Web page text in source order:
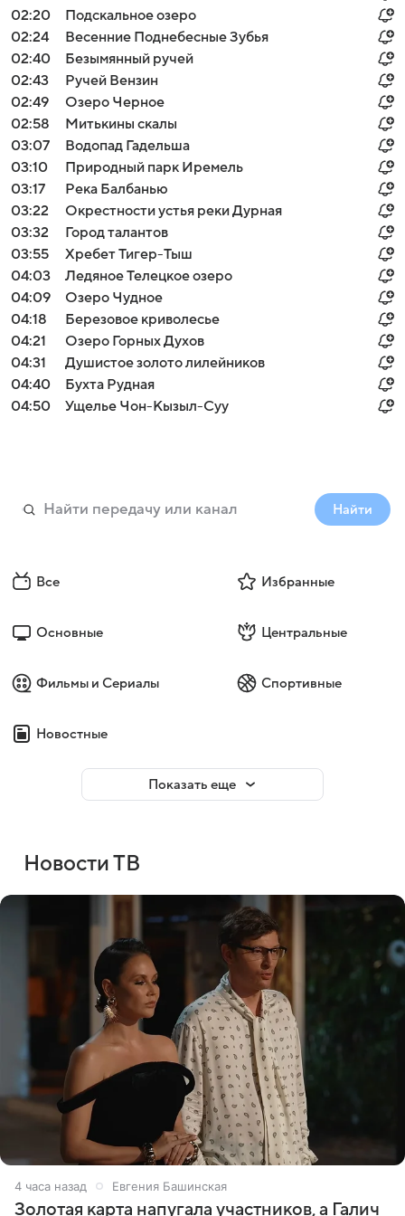
02:20
Подскальное озеро
02:24
Весенние Поднебесные Зубья
02:40
Безымянный ручей
02:43
Ручей Вензин
02:49
Озеро Черное
02:58
Митькины скалы
03:07
Водопад Гадельша
03:10
Природный парк Иремель
03:17
Река Балбанью
03:22
Окрестности устья реки Дурная
03:32
Город талантов
03:55
Хребет Тигер-Тыш
04:03
Ледяное Телецкое озеро
04:09
Озеро Чудное
04:18
Березовое криволесье
04:21
Озеро Горных Духов
04:31
Душистое золото лилейников
04:40
Бухта Рудная
04:50
Ущелье Чон-Кызыл-Суу
Найти
Все Избранные
Основные Центральные
Фильмы и Сериалы Спортивные
Новостные
Показать еще
Новости ТВ
4 часа назад Евгения Башинская
Золотая карта напугала участников, а Галич